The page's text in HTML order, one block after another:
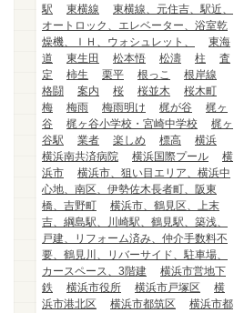
駅
東横線
東横線、元住吉、駅近、
オートロック、エレベーター、浴室乾
燥機、ＩＨ、ウォシュレット、
東海
道
東生田 松本悟 松濤 柱
査
定
柿生 栗平 根っこ
根岸線
格闘
案内 桜 桜並木
桜木町
梅
梅雨 梅雨明け 梶が谷
梶ヶ
谷
梶ヶ谷小学校・宮崎中学校
梶ヶ
谷駅
業者 楽しめ 標高
横浜
横浜南共済病院
横浜国際プール
横
浜市
横浜市、狙い目エリア、横浜中
心地、南区、伊勢佐木長者町、阪東
橋、吉野町
横浜市、鶴見区、上末
吉、綱島駅、川崎駅、鶴見駅、築浅、
戸建、リフォーム済み、仲介手数料不
要、鶴見川、リバーサイド、駐車場、
カースペース、3階建
横浜市営地下
鉄
横浜市役所 横浜市戸塚区
横
浜市港北区
横浜市都筑区
横浜市都